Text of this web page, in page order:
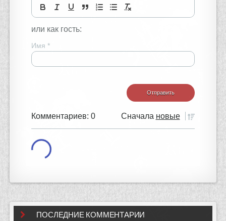
или как гость:
Имя *
Комментариев: 0 Сначала новые
ПОСЛЕДНИЕ КОММЕНТАРИИ